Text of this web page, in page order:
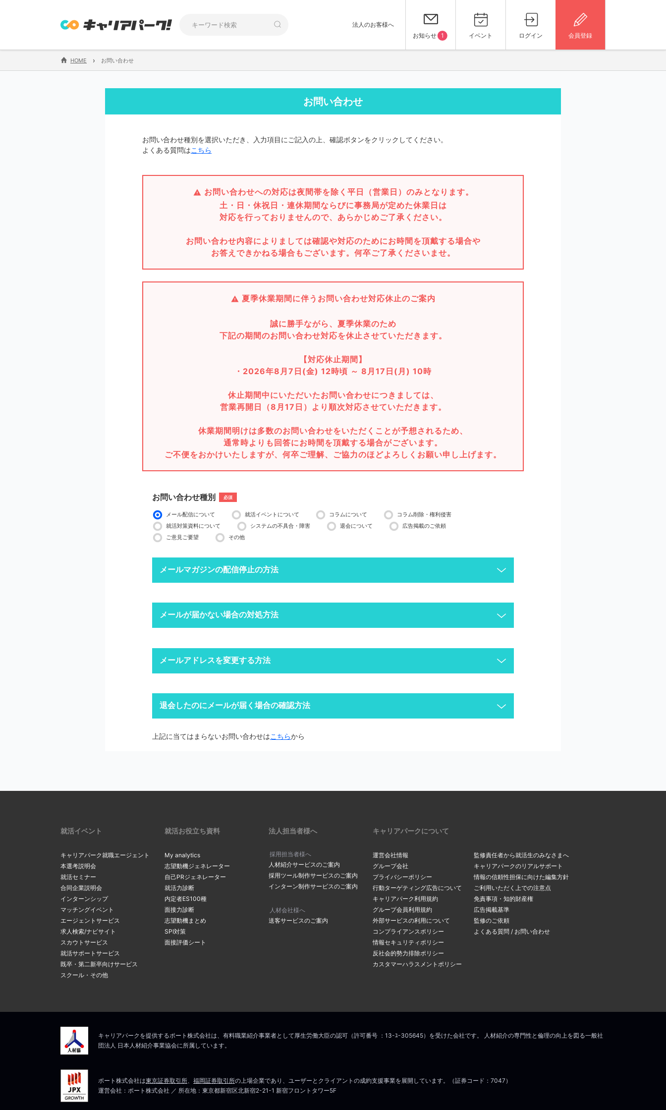
法人のお客様へ
お知らせ 1 イベント ログイン 会員登録
HOME › お問い合わせ
お問い合わせ
お問い合わせ種別を選択いただき、入力項目にご記入の上、確認ボタンをクリックしてください。
よくある質問はこちら
お問い合わせへの対応は夜間帯を除く平日（営業日）のみとなります。
土・日・休祝日・連休期間ならびに事務局が定めた休業日は
対応を行っておりませんので、あらかじめご了承ください。
お問い合わせ内容によりましては確認や対応のためにお時間を頂戴する場合や
お答えできかねる場合もございます。何卒ご了承くださいませ。
夏季休業期間に伴うお問い合わせ対応休止のご案内
誠に勝手ながら、夏季休業のため
下記の期間のお問い合わせ対応を休止させていただきます。
【対応休止期間】
・2026年8月7日(金) 12時頃 ～ 8月17日(月) 10時
休止期間中にいただいたお問い合わせにつきましては、
営業再開日（8月17日）より順次対応させていただきます。
休業期間明けは多数のお問い合わせをいただくことが予想されるため、
通常時よりも回答にお時間を頂戴する場合がございます。
ご不便をおかけいたしますが、何卒ご理解、ご協力のほどよろしくお願い申し上げます。
お問い合わせ種別 必須
メール配信について 就活イベントについて コラムについて
コラム削除・権利侵害
就活対策資料について
システムの不具合・障害 退会について
広告掲載のご依頼
ご意見ご要望
その他
メールマガジンの配信停止の方法
配信停止までに2〜3営業日ほどかかる場合がございますのでご了承ください。
上記にて、解決しない場合はこちらからお問い合わせください
メールが届かない場合の対処方法
1
2
ドメイン指定受信の設定をされていませんか？
メールの設定画面から「@careerpark.jp」からのメールを受け取るように設定してください。
Softbankの方はこちら
内のメールを削除し空き容量の確保をお願いします。
間違ったメールアドレスご登録されていませんか？
カンマ（，）や、ドット（．）などにお間違いがございませんか？
マイページ内の「
」にて登録アドレスを確認することができます。
間違ったアドレスを入力されていた場合はマイページメニューの「
メールアドレスの変更ページ 」よりメー
ルアドレスの変更をお願いします。
メールアドレスを変更する方法
1
「ログイン」からログインをしてください。
※ID・パスワードを忘れた方はこちら
リックしてください。
現在のメールアドレスが表示されます。変更
」をクリックしてください。
「新たなメールアドレス」に、登録を希望す
るメールアドレスを入力し「メールアドレス
変更」ボタンをクリックしてください。
新しいメールアドレスに認証のメールが届き
退会したのにメールが届く場合の確認方法
メールの配信停止手続きには、2～3日程度お時間をいただいております。
上記に当てはまらないお問い合わせはこちらから
就活イベント
キャリアパーク就職エージェント
本選考説明会
就活セミナー
合同企業説明会
インターンシップ
マッチングイベント
エージェントサービス
求人検索/ナビサイト
スカウトサービス
就活サポートサービス
既卒・第二新卒向けサービス
スクール・その他
就活お役立ち資料
My analytics
志望動機ジェネレーター
自己PRジェネレーター
就活力診断
内定者ES100種
面接力診断
志望動機まとめ
SPI対策
面接評価シート
法人担当者様へ
採用担当者様へ
人材紹介サービスのご案内
採用ツール制作サービスのご案内
インターン制作サービスのご案内
人材会社様へ
送客サービスのご案内
キャリアパークについて
運営会社情報
グループ会社
プライバシーポリシー
行動ターゲティング広告について
キャリアパーク利用規約
グループ会員利用規約
外部サービスの利用について
コンプライアンスポリシー
情報セキュリティポリシー
反社会的勢力排除ポリシー
カスタマーハラスメントポリシー
監修責任者から就活生のみなさまへ
キャリアパークのリアルサポート
情報の信頼性担保に向けた編集方針
ご利用いただく上での注意点
免責事項・知的財産権
広告掲載基準
監修のご依頼
よくある質問 / お問い合わせ